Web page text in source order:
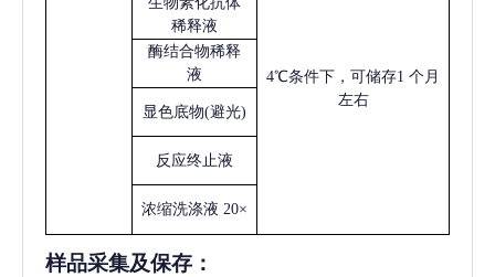
4℃条件下，可储存1 个月
左右
稀释液
酶结合物稀释
液
显色底物(避光)
反应终止液
浓缩洗涤液 20×
样品采集及保存 ：